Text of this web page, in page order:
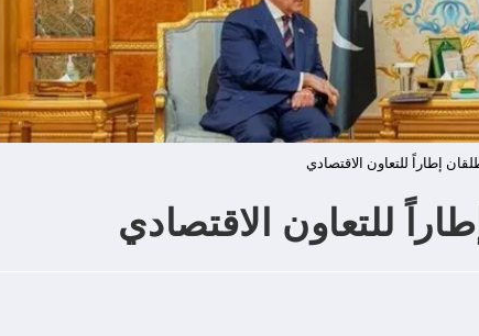
إطاراً للتعاون الاقتصادي
للتعاون الاقتصادي